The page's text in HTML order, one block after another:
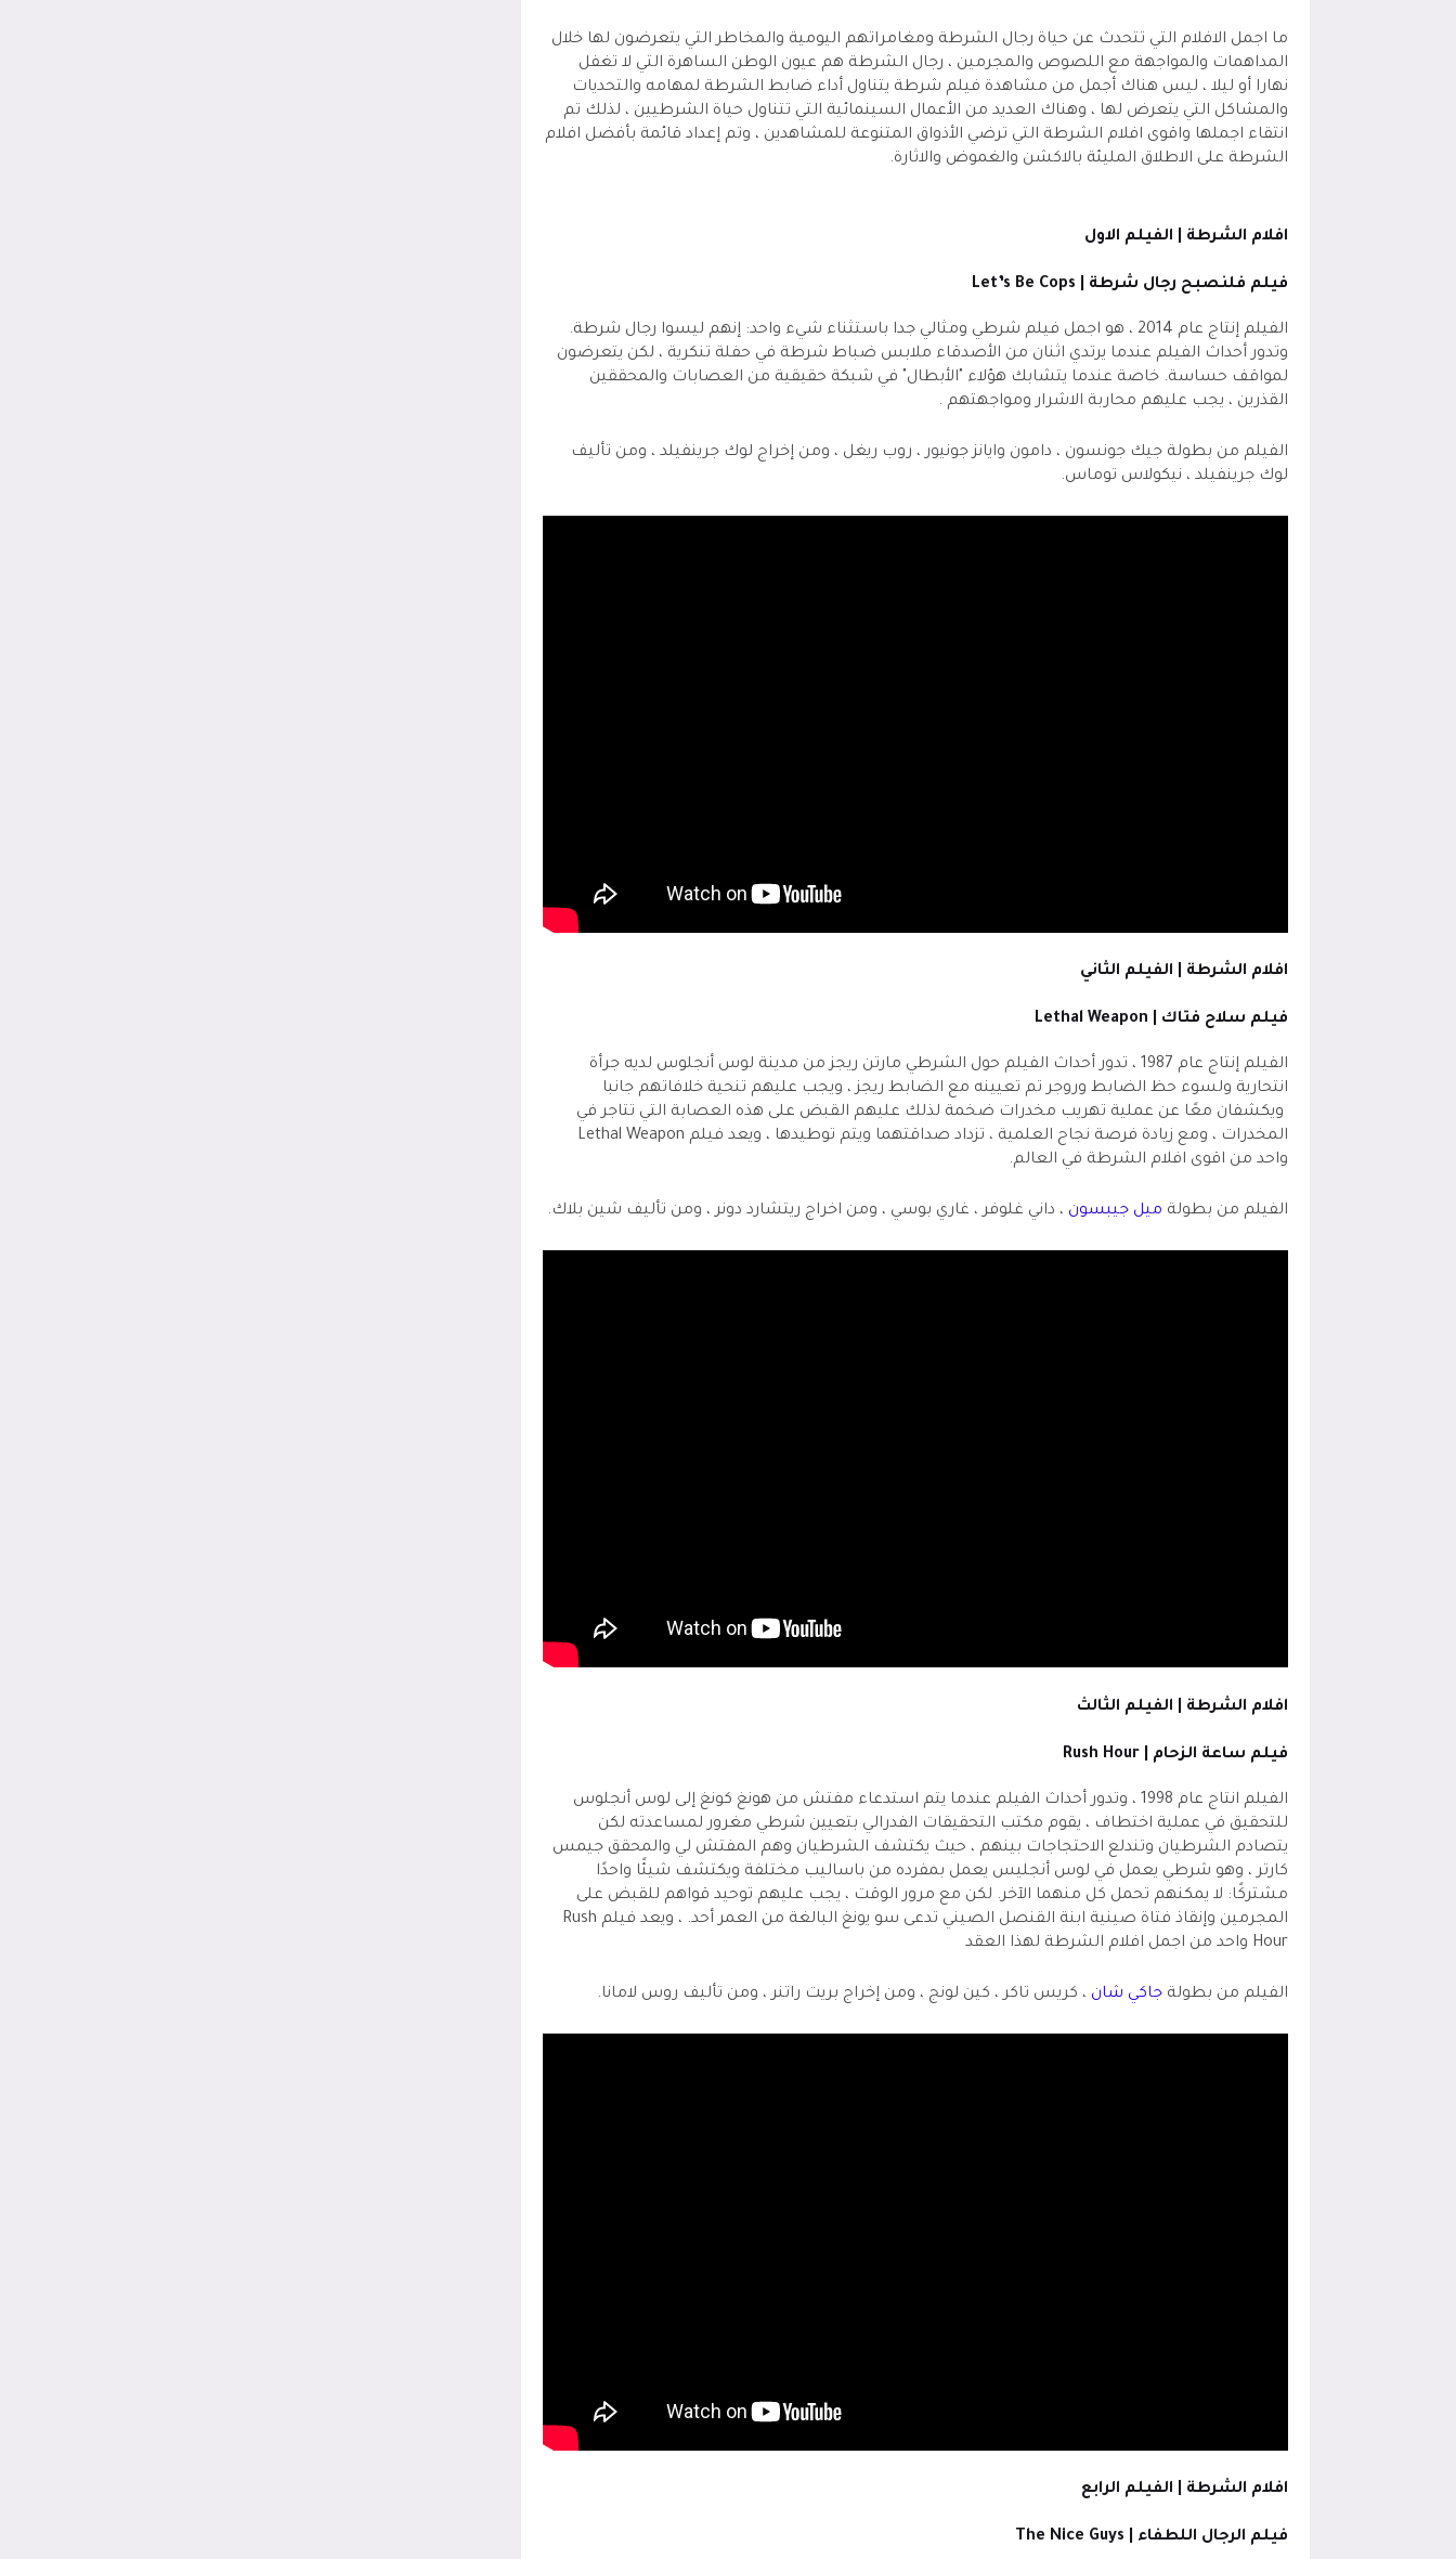
ما اجمل الافلام التي تتحدث عن حياة رجال الشرطة ومغامراتهم اليومية والمخاطر التي يتعرضون لها خلال
المداهمات والمواجهة مع اللصوص والمجرمين ، رجال الشرطة هم عيون الوطن الساهرة التي لا تغفل
نهارا أو ليلا ، ليس هناك أجمل من مشاهدة فيلم شرطة يتناول أداء ضابط الشرطة لمهامه والتحديات
والمشاكل التي يتعرض لها ، وهناك العديد من الأعمال السينمائية التي تتناول حياة الشرطيين ، لذلك تم
انتقاء اجملها واقوى افلام الشرطة التي ترضي الأذواق المتنوعة للمشاهدين ، وتم إعداد قائمة بأفضل افلام
الشرطة على الاطلاق المليئة بالاكشن والغموض والاثارة.
افلام الشرطة | الفيلم الاول
فيلم فلنصبح رجال شرطة | Let’s Be Cops
الفيلم إنتاج عام 2014 ، هو اجمل فيلم شرطي ومثالي جدا باستثناء شيء واحد: إنهم ليسوا رجال شرطة.
وتدور أحداث الفيلم عندما يرتدي اثنان من الأصدقاء ملابس ضباط شرطة في حفلة تنكرية ، لكن يتعرضون
لمواقف حساسة. خاصة عندما يتشابك هؤلاء "الأبطال" في شبكة حقيقية من العصابات والمحققين
القذرين ، يجب عليهم محاربة الاشرار ومواجهتهم .
الفيلم من بطولة جيك جونسون ، دامون وايانز جونيور ، روب ريغل ، ومن إخراج لوك جرينفيلد ، ومن تأليف
لوك جرينفيلد ، نيكولاس توماس.
افلام الشرطة | الفيلم الثاني
فيلم سلاح فتاك | Lethal Weapon
الفيلم إنتاج عام 1987 ، تدور أحداث الفيلم حول الشرطي مارتن ريجز من مدينة لوس أنجلوس لديه جرأة
انتحارية ولسوء حظ الضابط وروجر تم تعيينه مع الضابط ريجز ، ويجب عليهم تنحية خلافاتهم جانبا
ويكشفان معًا عن عملية تهريب مخدرات ضخمة لذلك عليهم القبض على هذه العصابة التي تتاجر في
المخدرات ، ومع زيادة فرصة نجاح العلمية ، تزداد صداقتهما ويتم توطيدها ، ويعد فيلم Lethal Weapon
واحد من اقوى افلام الشرطة في العالم.
الفيلم من بطولة ميل جيبسون ، داني غلوفر ، غاري بوسي ، ومن اخراج ريتشارد دونر ، ومن تأليف شين بلاك.
افلام الشرطة | الفيلم الثالث
فيلم ساعة الزحام |Rush Hour
الفيلم انتاج عام 1998 ، وتدور أحداث الفيلم عندما يتم استدعاء مفتش من هونغ كونغ إلى لوس أنجلوس
للتحقيق في عملية اختطاف ، يقوم مكتب التحقيقات الفدرالي بتعيين شرطي مغرور لمساعدته لكن
يتصادم الشرطيان وتندلع الاحتجاجات بينهم ، حيث يكتشف الشرطيان وهم المفتش لي والمحقق جيمس
كارتر ، وهو شرطي يعمل في لوس أنجليس يعمل بمفرده من باساليب مختلفة ويكتشف شيئًا واحدًا
مشتركًا: لا يمكنهم تحمل كل منهما الآخر. لكن مع مرور الوقت ، يجب عليهم توحيد قواهم للقبض على
المجرمين وإنقاذ فتاة صينية ابنة القنصل الصيني تدعى سو يونغ البالغة من العمر أحد. ، ويعد فيلم Rush
Hour واحد من اجمل افلام الشرطة لهذا العقد
الفيلم من بطولةجاكي شان ، كريس تاكر ، كين لونج ، ومن إخراج بريت راتنر ، ومن تأليف روس لامانا.
افلام الشرطة | الفيلم الرابع
فيلم الرجال اللطفاء | The Nice Guys